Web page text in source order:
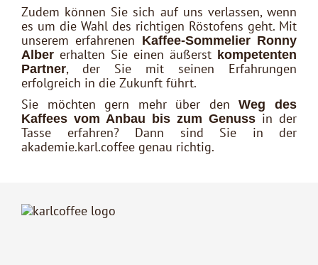
Zudem können Sie sich auf uns verlassen, wenn
es um die Wahl des richtigen Röstofens geht. Mit
unserem erfahrenen Kaffee-Sommelier Ronny
Alber erhalten Sie einen äußerst kompetenten
Partner, der Sie mit seinen Erfahrungen
erfolgreich in die Zukunft führt.
Sie möchten gern mehr über denWeg des
Kaffees vom Anbau bis zum Genuss in der
Tasse erfahren? Dann sind Sie in der
akademie.karl.coffee genau richtig.